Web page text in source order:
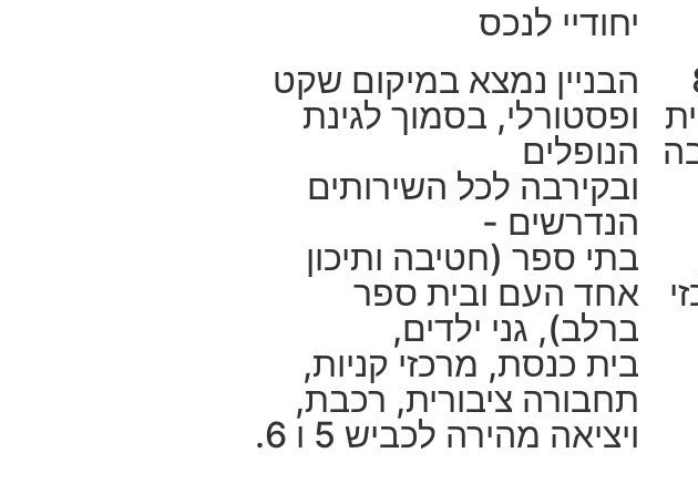
יחודיי לנכס
הבניין נמצא במיקום שקט
ופסטורלי, בסמוך לגינת
הנופלים
ובקירבה לכל השירותים
הנדרשים -
בתי ספר (חטיבה ותיכון
אחד העם ובית ספר
ברלב), גני ילדים,
בית כנסת, מרכזי קניות,
תחבורה ציבורית, רכבת,
ויציאה מהירה לכביש 5 ו 6.